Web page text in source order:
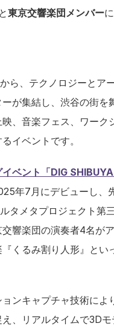
と東京交響楽団メンバー
ら、テクノロジーとア
が集結し、渋谷の街を
、音楽フェス、ワーク
イベントです。
イベント「DIG
年7月にデビューし、
タメタプロジェクト第
響楽団の演奏者4名が
くるみ割り人形』とい
ンキャプチャ技術によ
、リアルタイムで3D